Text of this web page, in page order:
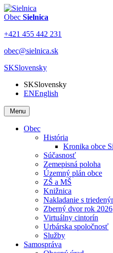
Obec Sielnica
+421 455 442 231
obec@sielnica.sk
SKSlovensky
SKSlovensky
ENEnglish
Menu
Obec
História
Kronika obce
Súčasnosť
Zemepisná poloha
Územný plán obce
ZŠ a MŠ
Knižnica
Nakladanie s
Zberný dvor rok 2026
Virtuálny cintorín
Urbárska spoločnosť
Služby
Samospráva